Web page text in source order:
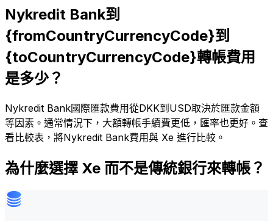
Nykredit Bank到
{fromCountryCurrencyCode}到
{toCountryCurrencyCode}轉帳費用
是多少？
Nykredit Bank國際匯款費用從DKK到USD取決於匯款金額
等因素。通常情況下，大額轉帳手續費更低，匯率也更好。查
看比較表，將Nykredit Bank費用與 Xe 進行比較。
為什麼選擇 Xe 而不是傳統銀行來轉帳？